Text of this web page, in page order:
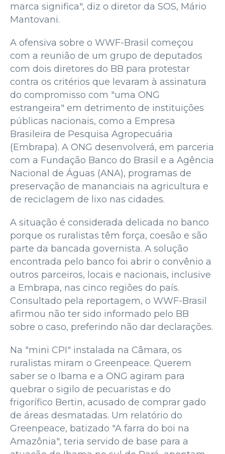
marca significa", diz o diretor da SOS, Mário
Mantovani.
A ofensiva sobre o WWF-Brasil começou
com a reunião de um grupo de deputados
com dois diretores do BB para protestar
contra os critérios que levaram à assinatura
do compromisso com "uma ONG
estrangeira" em detrimento de instituições
públicas nacionais, como a Empresa
Brasileira de Pesquisa Agropecuária
(Embrapa). A ONG desenvolverá, em parceria
com a Fundação Banco do Brasil e a Agência
Nacional de Águas (ANA), programas de
preservação de mananciais na agricultura e
de reciclagem de lixo nas cidades.
A situação é considerada delicada no banco
porque os ruralistas têm força, coesão e são
parte da bancada governista. A solução
encontrada pelo banco foi abrir o convênio a
outros parceiros, locais e nacionais, inclusive
a Embrapa, nas cinco regiões do país.
Consultado pela reportagem, o WWF-Brasil
afirmou não ter sido informado pelo BB
sobre o caso, preferindo não dar declarações.
Na "mini CPI" instalada na Câmara, os
ruralistas miram o Greenpeace. Querem
saber se o Ibama e a ONG agiram para
quebrar o sigilo de pecuaristas e do
frigorífico Bertin, acusado de comprar gado
de áreas desmatadas. Um relatório do
Greenpeace, batizado "A farra do boi na
Amazônia", teria servido de base para a